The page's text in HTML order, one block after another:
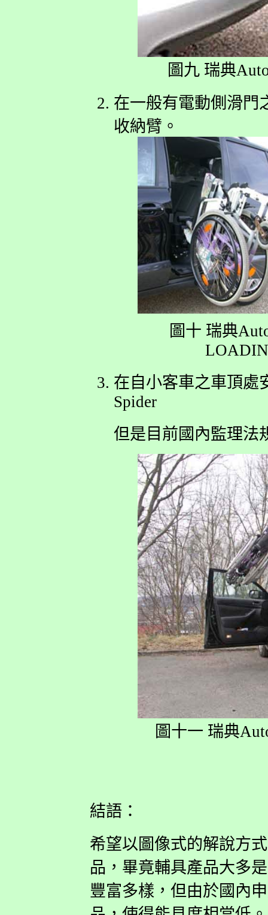
圖九 瑞典
在一般有電動側滑門
收納臂。
圖十 瑞典
在自小客車之車頂處
Spider
但是目前國內監理法
圖十一 瑞典
結語：
希望以圖像式的解說方
品，畢竟輔具產品大多
豐富多樣，但由於國內